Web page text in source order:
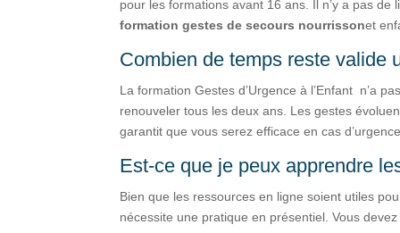
pour les formations avant 16 ans. Il n’y a pas
formation gestes de secours nourrissonet
Combien de temps reste valide
La formation Gestes d’Urgence à l’Enfant n’a
renouveler tous les deux ans. Les gestes
garantit que vous serez efficace en cas
Est-ce que je peux apprendre
Bien que les ressources en ligne soient utiles
nécessite une pratique en présentiel. Vous